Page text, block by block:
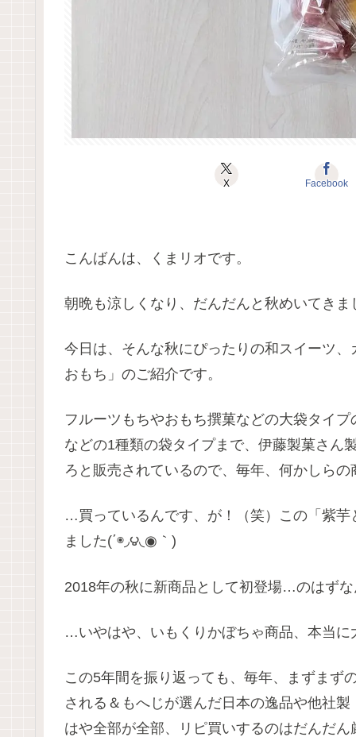
X Facebook
こんばんは、くまリオです。
朝晩も涼しくなり、だんだんと秋めいてきま
今日は、そんな秋にぴったりの和スイーツ
おもち」のご紹介です。
フルーツもちやおもち撰菓などの大袋タイ
などの1種類の袋タイプまで、伊藤製菓さん
ろと販売されているので、毎年、何かしら
…買っているんです、が！（笑）この「紫
ました(΄◉◞౪◟◉｀)
2018年の秋に新商品として初登場…のはず
…いやはや、いもくりかぼちゃ商品、本当に
この5年間を振り返っても、毎年、まずまず
される＆もへじが選んだ日本の逸品や他社
はや全部が全部、リピ買いするのはだんだ